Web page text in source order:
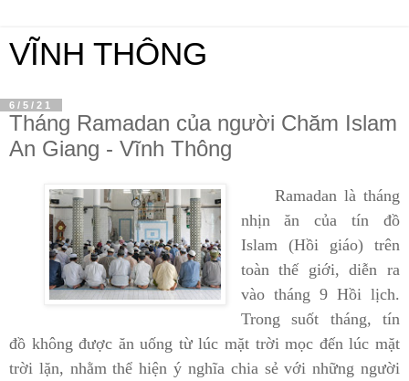
VĨNH THÔNG
6/5/21
Tháng Ramadan của người Chăm Islam
An Giang - Vĩnh Thông
Ramadan là tháng
nhịn ăn của tín đồ
Islam (Hồi giáo) trên
toàn thế giới, diễn ra
vào tháng 9 Hồi lịch.
Trong suốt tháng, tín
đồ không được ăn uống từ lúc mặt trời mọc đến lúc mặt
trời lặn, nhằm thể hiện ý nghĩa chia sẻ với những người